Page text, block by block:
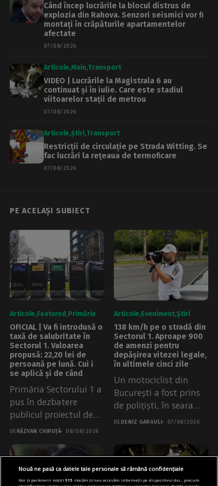
Când încep lucrările la blocul distrus de
explozia din Rahova. Senzori seismici vor fi
montați în crăpăturile apartamentelor
afectate
07/08/2026
Articole Main Transport
VIDEO | Lucrările la Magistrala 6 au
continuat și în iulie. Care este stadiul
viitoarelor stații de metrou
07/08/2026
Articole Știri Transport
Restricții de circulație pe Strada Witting. Se
fac lucrări la rețeaua de termoficare
07/08/2026
PE ACELAȘI SUBIECT
Articole Featured Primărie
OFICIAL | Va fi introdusă o
taxă de salubritate în
Sectorul 1. Valoarea
propusă: 22,20 lei de
persoană pe lună. Cui i
se aplică și de când
Primăria Sectorului 1 a
pus în dezbatere
publicul proiectul de
regulament prin...
DE RĂZVAN CHIRUȚĂ 08/08/2026
Articole Eveniment Știri
138 km/h pe o stradă din
Sectorul 1. Aproape 900
de amenzi pentru
depășirea vitezei legale,
în ultimele cinci zile
Un motociclist din
București a fost prins
de polițiști, în seara
de...
DE DENIZ GARGULI 07/08/2026
Nouă ne pasă ca datele tale personale să rămână confidențiale
Noi și partenerii noștri915 stocăm și/sau accesăm informații pe dispozitivul dvs., precum